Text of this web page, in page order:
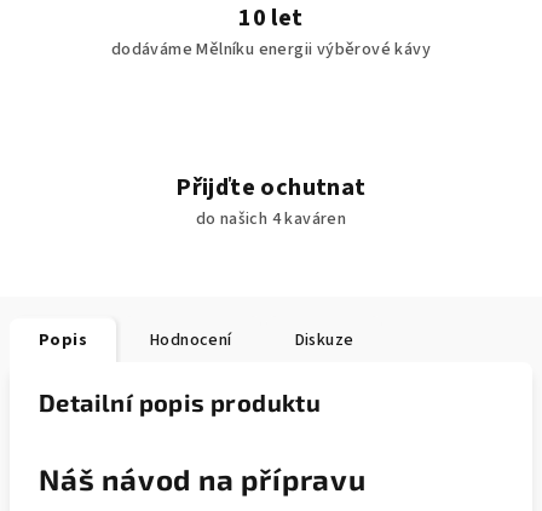
10 let
dodáváme Mělníku energii výběrové kávy
Přijďte ochutnat
do našich 4 kaváren
Popis Hodnocení Diskuze
Detailní popis produktu
Náš návod na přípravu